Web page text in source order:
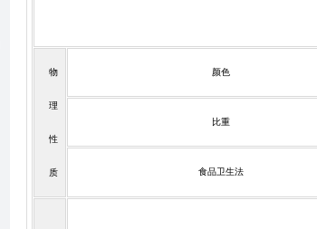
物
理
性
质
颜色
比重
食品卫生法